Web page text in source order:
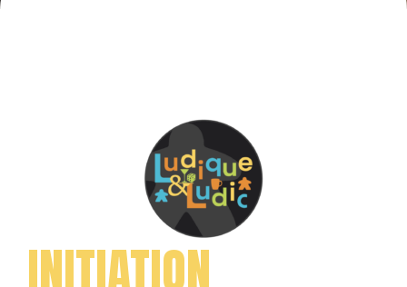
INITIATION